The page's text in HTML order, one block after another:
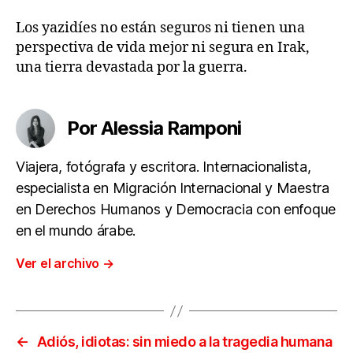
Los yazidíes no están seguros ni tienen una
perspectiva de vida mejor ni segura en Irak,
una tierra devastada por la guerra.
Por Alessia Ramponi
Viajera, fotógrafa y escritora. Internacionalista,
especialista en Migración Internacional y Maestra
en Derechos Humanos y Democracia con enfoque
en el mundo árabe.
Ver el archivo →
← Adiós, idiotas: sin miedo a la tragedia humana